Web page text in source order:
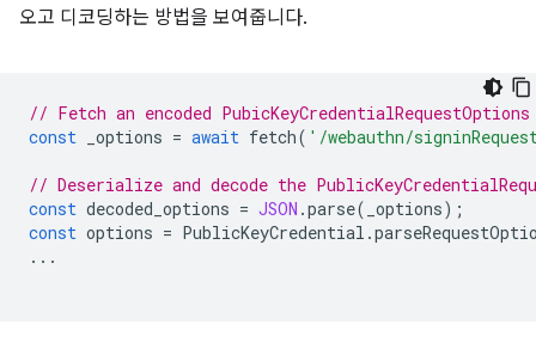
오고 디코딩하는 방법을 보여줍니다.
// Fetch an encoded
const
_options = await fetch( '/webauthn/
// Deserialize and decode the
const decoded_options = JSON .parse( _options);
const options = PublicKeyCredential .
...